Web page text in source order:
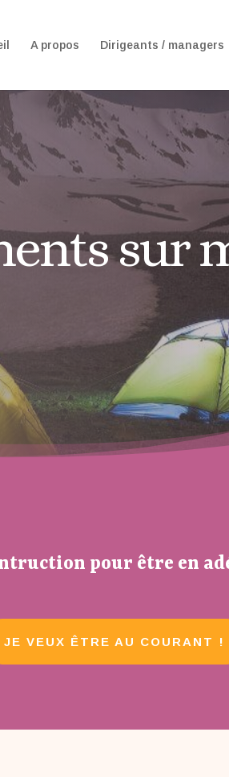
A propos Dirigeants / managers
sur
pour être en
JE VEUX ÊTRE AU COURANT !